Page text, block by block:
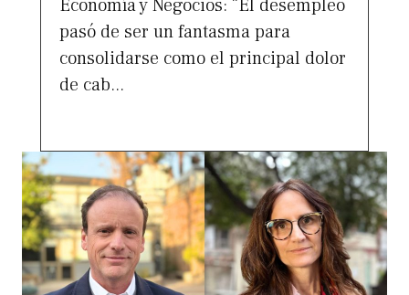
Economía y Negocios: “El desempleo
pasó de ser un fantasma para
consolidarse como el principal dolor
de cab...